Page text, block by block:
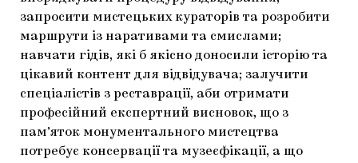
запросити мистецьких кураторів та розробити
маршрути із наративами та смислами;
навчати гідів, які б якісно доносили історію та
цікавий контент для відвідувача; залучити
спеціалістів з реставрації, аби отримати
професійний експертний висновок, що з
пам’яток монументального мистецтва
потребує консервації та музеєфікації, а що